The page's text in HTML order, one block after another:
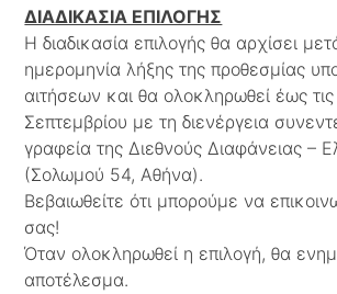
ΔΙΑΔΙΚΑΣΙΑ ΕΠΙΛΟΓΗΣ
Η διαδικασία επιλογής θα αρχίσει
ημερομηνία λήξης της προθεσμίας
αιτήσεων και θα ολοκληρωθεί έως
Σεπτεμβρίου με τη διενέργεια
γραφεία της Διεθνούς Διαφάνειας –
(Σολωμού 54, Αθήνα).
Βεβαιωθείτε ότι μπορούμε να
σας!
Όταν ολοκληρωθεί η επιλογή, θα
αποτέλεσμα.